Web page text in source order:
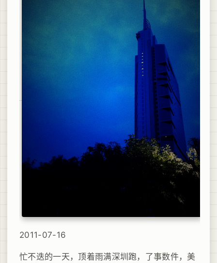
2011-07-16
忙不迭的一天，顶着雨满深圳跑，了事数件，美